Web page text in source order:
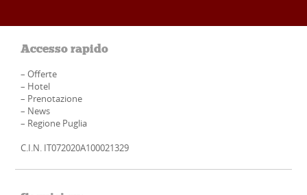
Accesso rapido
–Offerte
– Hotel
– Prenotazione
– News
– Regione Puglia
C.I.N. IT072020A100021329